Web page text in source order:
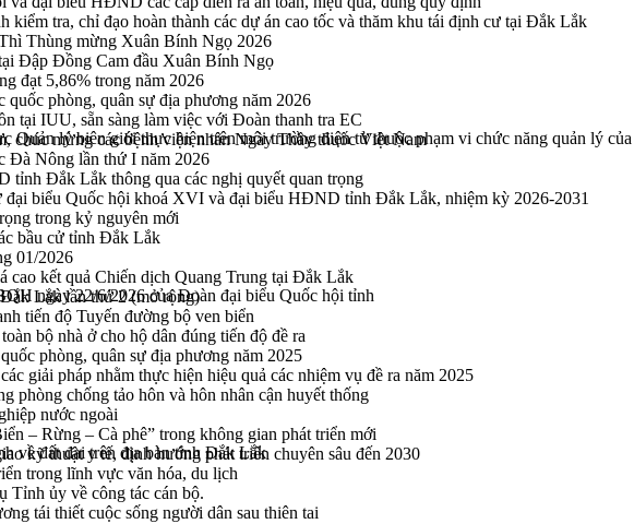
kiểm tra, chỉ đạo hoàn thành các dự án cao tốc và thăm khu tái định cư tại Đắk Lắk
Thùng mừng Xuân Bính Ngọ 2026
Đập Đồng Cam đầu Xuân Bính Ngọ
đạt 5,86% trong năm 2026
phòng, quân sự địa phương năm 2026
tại IUU, sẵn sàng làm việc với Đoàn thanh tra EC
chúc mừng các bệnh viện nhân Ngày Thầy thuốc Việt Nam
Đà Nông lần thứ I năm 2026
Đắk Lắk thông qua các nghị quyết quan trọng
đại biểu Quốc hội khoá XVI và đại biểu HĐND tỉnh Đắk Lắk, nhiệm kỳ 2026-2031
trong kỷ nguyên mới
bầu cử tỉnh Đắk Lắk
01/2026
cao kết quả Chiến dịch Quang Trung tại Đắk Lắk
Lắk lần thứ 2 (mở rộng)
tiến độ Tuyến đường bộ ven biển
bộ nhà ở cho hộ dân đúng tiến độ đề ra
phòng, quân sự địa phương năm 2025
giải pháp nhằm thực hiện hiệu quả các nhiệm vụ đề ra năm 2025
phòng chống tảo hôn và hôn nhân cận huyết thống
nước ngoài
– Rừng – Cà phê” trong không gian phát triển mới
kỹ thuật y tế, định hướng phát triển chuyên sâu đến 2030
trong lĩnh vực văn hóa, du lịch
Tỉnh ủy về công tác cán bộ.
tái thiết cuộc sống người dân sau thiên tai
Quản lý biên giới thực hiện trên môi trường điện tử thuộc phạm vi chức năng quản lý
ngày 22/6/2026 của Đoàn đại biểu Quốc hội tỉnh
về đất đai trên địa bàn tỉnh Đắk Lắk